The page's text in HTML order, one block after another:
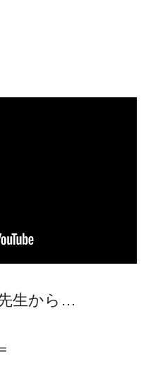
生から…